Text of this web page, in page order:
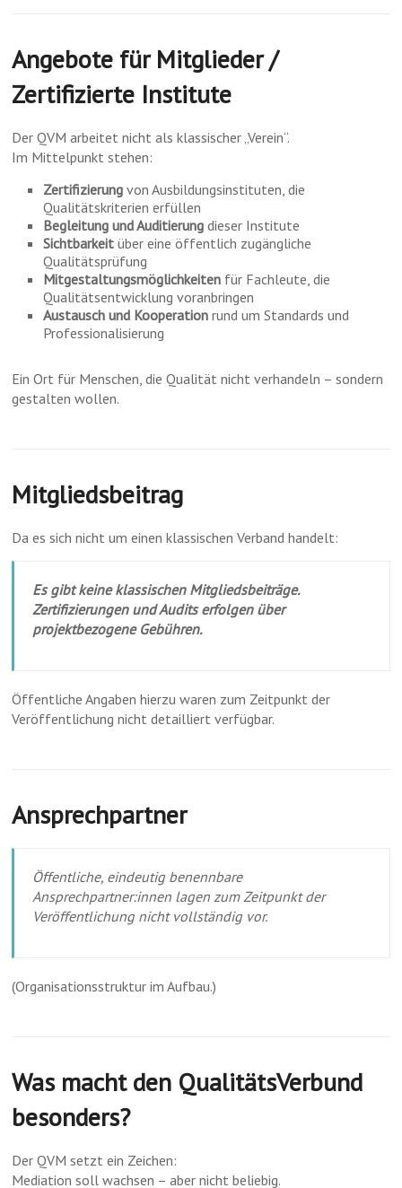
Angebote für Mitglieder /
Zertifizierte Institute
Der QVM arbeitet nicht als klassischer „Verein“.
Im Mittelpunkt stehen:
Zertifizierung von Ausbildungsinstituten, die
Qualitätskriterien erfüllen
Begleitung und Auditierung dieser Institute
Sichtbarkeit über eine öffentlich zugängliche
Qualitätsprüfung
Mitgestaltungsmöglichkeiten für Fachleute, die
Qualitätsentwicklung voranbringen
Austausch und Kooperation rund um Standards und
Professionalisierung
Ein Ort für Menschen, die Qualität nicht verhandeln – sondern
gestalten wollen.
Mitgliedsbeitrag
Da es sich nicht um einen klassischen Verband handelt:
Es gibt keine klassischen Mitgliedsbeiträge.
Zertifizierungen und Audits erfolgen über
projektbezogene Gebühren.
Öffentliche Angaben hierzu waren zum Zeitpunkt der
Veröffentlichung nicht detailliert verfügbar.
Ansprechpartner
Öffentliche, eindeutig benennbare
Ansprechpartner:innen lagen zum Zeitpunkt der
Veröffentlichung nicht vollständig vor.
(Organisationsstruktur im Aufbau.)
Was macht den QualitätsVerbund
besonders?
Der QVM setzt ein Zeichen:
Mediation soll wachsen – aber nicht beliebig.